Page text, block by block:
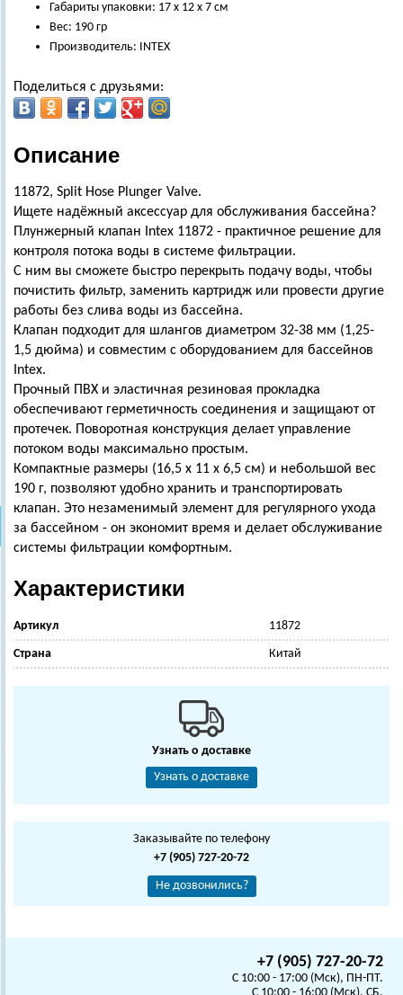
Габариты упаковки: 17 х 12 х 7 см
Вес: 190 гр
Производитель: INTEX
Поделиться с друзьями:
Описание
11872, Split Hose Plunger Valve.
Ищете надёжный аксессуар для обслуживания бассейна?
Плунжерный клапан Intex 11872 - практичное решение для
контроля потока воды в системе фильтрации.
С ним вы сможете быстро перекрыть подачу воды, чтобы
почистить фильтр, заменить картридж или провести другие
работы без слива воды из бассейна.
Клапан подходит для шлангов диаметром 32-38 мм (1,25-
1,5 дюйма) и совместим с оборудованием для бассейнов
Intex.
Прочный ПВХ и эластичная резиновая прокладка
обеспечивают герметичность соединения и защищают от
протечек. Поворотная конструкция делает управление
потоком воды максимально простым.
Компактные размеры (16,5 х 11 х 6,5 см) и небольшой вес
190 г, позволяют удобно хранить и транспортировать
клапан. Это незаменимый элемент для регулярного ухода
за бассейном - он экономит время и делает обслуживание
системы фильтрации комфортным.
Характеристики
Артикул 11872
Страна Китай
Узнать о доставке
Узнать о доставке
Заказывайте по телефону
+7 (905) 727-20-72
Не дозвонились?
+7 (905) 727-20-72
C 10:00 - 17:00 (Мск), ПН-ПТ.